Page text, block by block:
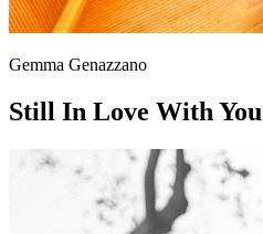
Gemma Genazzano
Still In Love With You